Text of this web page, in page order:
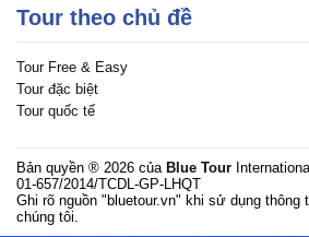
Tour theo chủ đề
Tour Free & Easy
Tour đặc biệt
Tour quốc tế
Bản quyền ® 2026 của Blue Tour
01-657/2014/TCDL-GP-LHQT
Ghi rõ nguồn "bluetour.vn" khi sử dụng thông
chúng tôi.